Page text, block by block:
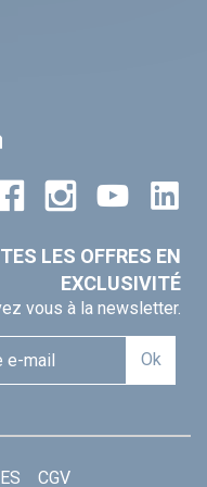
LES OFFRES EN
EXCLUSIVITÉ
vous à la newsletter.
Ok
CGV